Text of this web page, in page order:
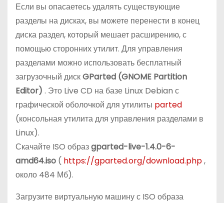
Если вы опасаетесь удалять существующие
разделы на дисках, вы можете перенести в конец
диска раздел, который мешает расширению, с
помощью сторонних утилит. Для управления
разделами можно использовать бесплатный
загрузочный дискGParted (GNOME Partition
Editor) . Это Live CD на базе Linux Debian с
графической оболочкой для утилиты parted
(консольная утилита для управления разделами в
Linux).
Скачайте ISO образgparted-live-1.4.0-6-
amd64.iso ( https://gparted.org/download.php,
около 484 Мб).
Загрузите виртуальную машину с ISO образа